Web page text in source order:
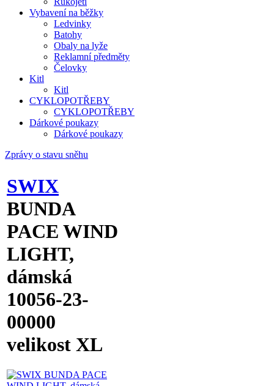
Vybavení na běžky
Ledvinky
Batohy
Obaly na lyže
Reklamní předměty
Čelovky
Kitl
Kitl
CYKLOPOTŘEBY
CYKLOPOTŘEBY
Dárkové poukazy
Dárkové poukazy
Zprávy o stavu sněhu
SWIX
BUNDA
PACE WIND
LIGHT,
dámská
10056-23-
00000
velikost XL